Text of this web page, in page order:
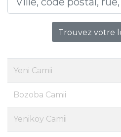
Trouvez votre
Yeni Camii
Bozoba Camii
Yeniköy Camii